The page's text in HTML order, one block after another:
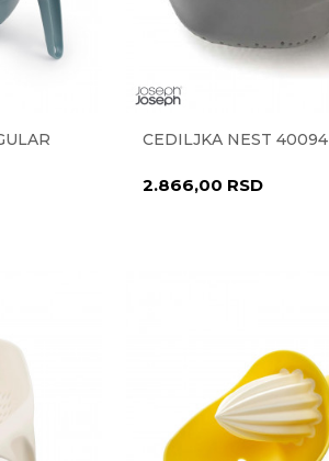
CEDILJKA NEST 40094
2.866,00 RSD